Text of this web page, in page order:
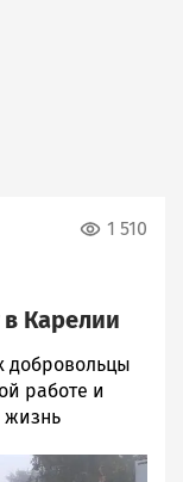
1 510
Карелии
добровольцы
работе и
жизнь